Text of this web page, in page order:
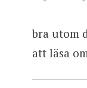
bra utom
att läsa